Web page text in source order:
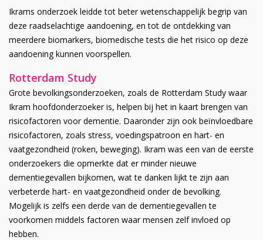
Ikrams onderzoek leidde tot beter wetenschappelijk begrip van
deze raadselachtige aandoening, en tot de ontdekking van
meerdere biomarkers, biomedische tests die het risico op deze
aandoening kunnen voorspellen.
Rotterdam Study
Grote bevolkingsonderzoeken, zoals de Rotterdam Study waar
Ikram hoofdonderzoeker is, helpen bij het in kaart brengen van
risicofactoren voor dementie. Daaronder zijn ook beïnvloedbare
risicofactoren, zoals stress, voedingspatroon en hart- en
vaatgezondheid (roken, beweging). Ikram was een van de eerste
onderzoekers die opmerkte dat er minder nieuwe
dementiegevallen bijkomen, wat te danken lijkt te zijn aan
verbeterde hart- en vaatgezondheid onder de bevolking.
Mogelijk is zelfs een derde van de dementiegevallen te
voorkomen middels factoren waar mensen zelf invloed op
hebben.